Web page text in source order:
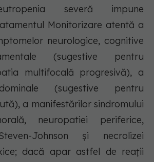
severă impune
Monitorizare atentă a
neurologice, cognitive
(sugestive pentru
multifocală progresivă), a
(sugestive pentru
a manifestărilor sindromului
neuropatiei periferice,
Johnson şi necrolizei
dacă apar astfel de reaţii